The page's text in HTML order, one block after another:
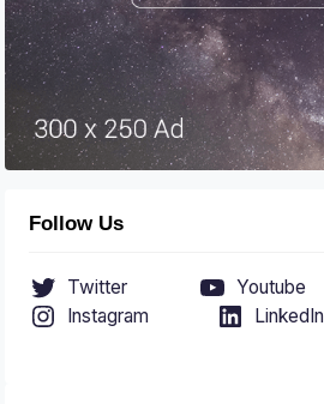
Follow Us
Twitter Youtube
Instagram
LinkedIn